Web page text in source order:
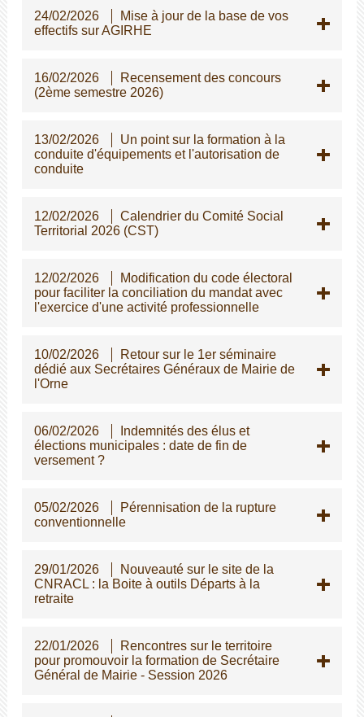
24/02/2026
Mise à jour de la base de vos
effectifs sur AGIRHE
16/02/2026
Recensement des concours
(2ème semestre 2026)
13/02/2026
Un point sur la formation à la
conduite d'équipements et l'autorisation de
conduite
12/02/2026
Calendrier du Comité Social
Territorial 2026 (CST)
12/02/2026
Modification du code électoral
pour faciliter la conciliation du mandat avec
l'exercice d'une activité professionnelle
10/02/2026
Retour sur le 1er séminaire
dédié aux Secrétaires Généraux de Mairie de
l'Orne
06/02/2026
Indemnités des élus et
élections municipales : date de fin de
versement ?
05/02/2026
Pérennisation de la rupture
conventionnelle
29/01/2026
Nouveauté sur le site de la
CNRACL : la Boite à outils Départs à la
retraite
22/01/2026
Rencontres sur le territoire
pour promouvoir la formation de Secrétaire
Général de Mairie - Session 2026